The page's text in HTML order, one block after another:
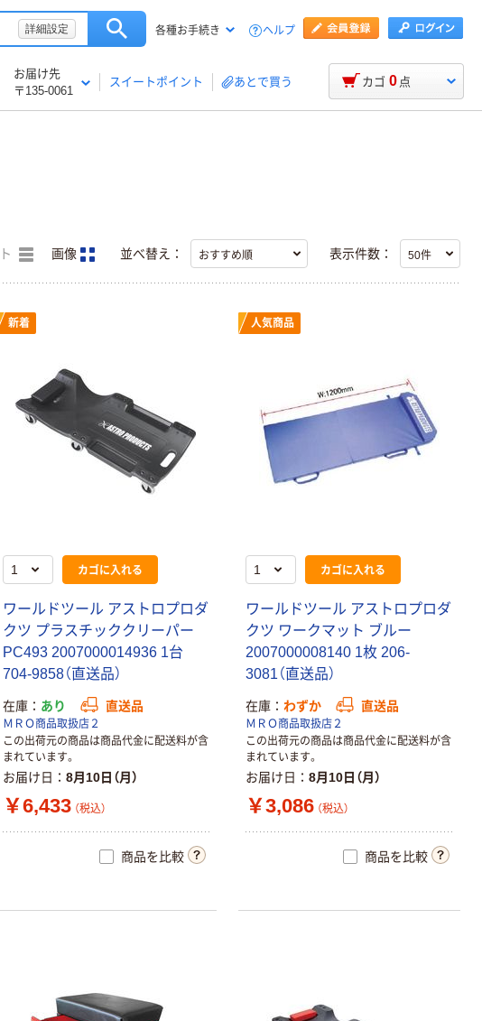
詳細設定 各種お手続き ヘルプ
お届け先
〒135-0061
スイートポイント あとで買う カゴ 0 点
画像 並べ替え： 表示件数：
新着
カゴに入れる
ワールドツール アストロプロダ
クツ プラスチッククリーパー
PC493 2007000014936 1台
704-9858（直送品）
在庫 あり 直送品
ＭＲＯ商品取扱店２
この出荷元の商品は商品代金に配送料が含
まれています。
お届け日 8月10日（月）
￥6,433 （税込）
商品を比較
人気商品
カゴに入れる
ワールドツール アストロプロダ
クツ ワークマット ブルー
2007000008140 1枚 206-
3081（直送品）
在庫 わずか 直送品
ＭＲＯ商品取扱店２
この出荷元の商品は商品代金に配送料が含
まれています。
お届け日 8月10日（月）
￥3,086 （税込）
商品を比較